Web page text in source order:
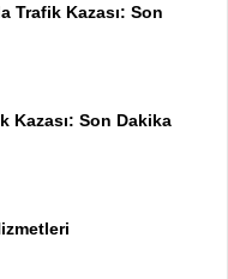
Trafik Kazası: Son
Kazası: Son Dakika